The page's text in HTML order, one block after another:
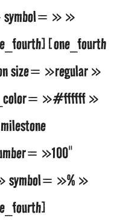
symbol= » »
size= »regular »
»#ffffff »
»100″
symbol= »% »